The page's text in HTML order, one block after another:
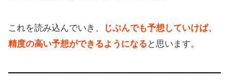
これを読み込んでいき、
じぶんでも予想していけば、
精度の高い予想ができるようになる と思います。